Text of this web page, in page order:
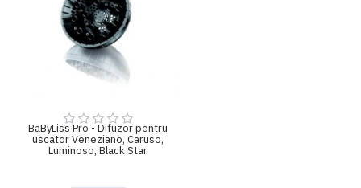
BaByLiss Pro - Difuzor pentru
uscator Veneziano, Caruso,
Luminoso, Black Star